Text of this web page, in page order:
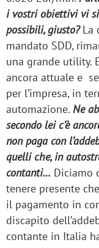
i vostri obiettivi vi
possibili, giusto?La
mandato SDD,
una grande utility.
ancora attuale e
per l’impresa, in
automazione. Ne
secondo lei c’è
non paga con
quelli che, in
contanti… Diciamo
tenere presente
il pagamento in
discapito
contante in Italia